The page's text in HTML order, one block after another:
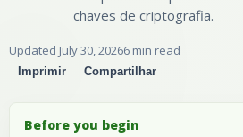
Blog
chaves de criptografia.
Updated July 30, 20266 min read
Imprimir Compartilhar
Before you begin